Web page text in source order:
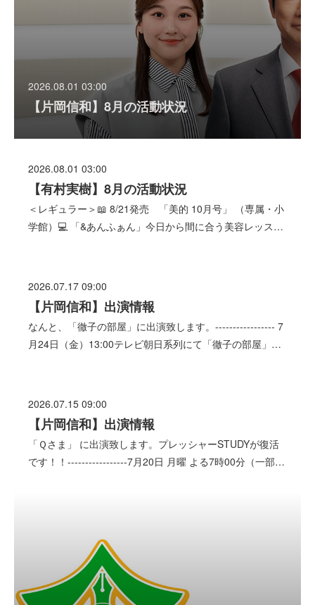
2026.08.01 03:00
【片岡信和】8月の活動状況
2026.08.01 03:00
【有村実樹】8月の活動状況
＜レギュラー＞📖 8/21発売 「美的 10月号」 （専属・小
学館）💻 「&あんふぁん」今日から間に合う美容レッス…
2026.07.17 09:00
【片岡信和】出演情報
なんと、「徹子の部屋」に出演致します。----------------- 7
月24日（金）13:00テレビ朝日系列にて「徹子の部屋」…
2026.07.15 09:00
【片岡信和】出演情報
「Ｑさま」 に出演致します。プレッシャーSTUDYが復活
です！！-----------------7月20日 月曜 よる7時00分（一部…